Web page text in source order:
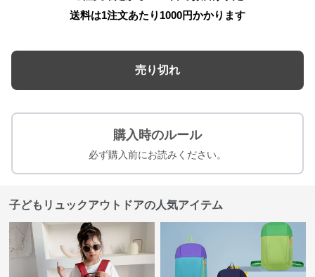
送料は1注文あたり 1000円かかります
売り切れ
購入時のルール
必ず購入前にお読みください。
子どもリュックアウトドアの人気アイテム